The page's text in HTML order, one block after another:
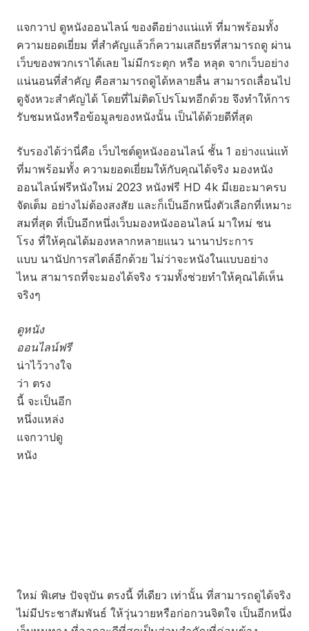
แจกวาป ดูหนังออนไลน์ ของดีอย่างแน่แท้ ที่มาพร้อมทั้ง
ความยอดเยี่ยม ที่สำคัญแล้วก็ความเสถียรที่สามารถดู ผ่าน
เว็บของพวกเราได้เลย ไม่มีกระตุก หรือ หลุด จากเว็บอย่าง
แน่นอนที่สำคัญ คือสามารถดูได้หลายลื่น สามารถเลื่อนไป
ดูจังหวะสำคัญได้ โดยที่ไม่ติดโปรโมทอีกด้วย จึงทำให้การ
รับชมหนังหรือข้อมูลของหนังนั้น เป็นได้ด้วยดีที่สุด
รับรองได้ว่านี่คือ เว็บไซต์ดูหนังออนไลน์ ชั้น 1 อย่างแน่แท้
ที่มาพร้อมทั้ง ความยอดเยี่ยมให้กับคุณได้จริง มองหนัง
ออนไลน์ฟรีหนังใหม่ 2023 หนังฟรี HD 4k มีเยอะมาครบ
จัดเต็ม อย่างไม่ต้องสงสัย และก็เป็นอีกหนึ่งตัวเลือกที่เหมาะ
สมที่สุด ที่เป็นอีกหนึ่งเว็บมองหนังออนไลน์ มาใหม่ ชน
โรง ที่ให้คุณได้มองหลากหลายแนว นานาประการ
แบบ นานัปการสไตล์อีกด้วย ไม่ว่าจะหนังในแบบอย่าง
ไหน สามารถที่จะมองได้จริง รวมทั้งช่วยทำให้คุณได้เห็น
จริงๆ
ดูหนัง
ออนไลน์ฟรี
น่าไว้วางใจ
ว่า ตรง
นี้ จะเป็นอีก
หนึ่งแหล่ง
แจกวาปดู
หนัง
ใหม่ พิเศษ ปัจจุบัน ตรงนี้ ที่เดียว เท่านั้น ที่สามารถดูได้จริง
ไม่มีประชาสัมพันธ์ ให้วุ่นวายหรือก่อกวนจิตใจ เป็นอีกหนึ่ง